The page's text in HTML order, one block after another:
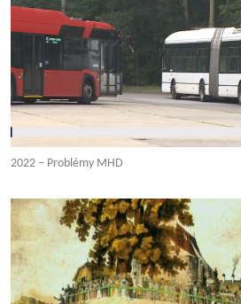
2022 – Problémy MHD